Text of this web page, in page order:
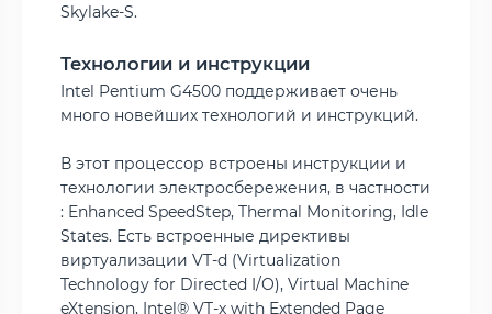
Skylake-S.
Технологии и инструкции
Intel Pentium G4500 поддерживает очень
много новейших технологий и инструкций.
В этот процессор встроены инструкции и
технологии электросбережения, в частности
: Enhanced SpeedStep, Thermal Monitoring, Idle
States. Есть встроенные директивы
виртуализации VT-d (Virtualization
Technology for Directed I/O), Virtual Machine
eXtension, Intel® VT-x with Extended Page